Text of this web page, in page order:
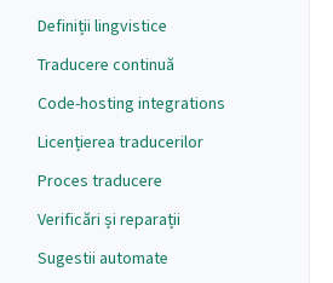
Definiții lingvistice
Traducere continuă
Code-hosting integrations
Licențierea traducerilor
Proces traducere
Verificări și reparații
Sugestii automate